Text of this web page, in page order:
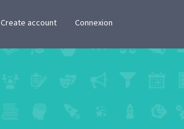
Create account Connexion